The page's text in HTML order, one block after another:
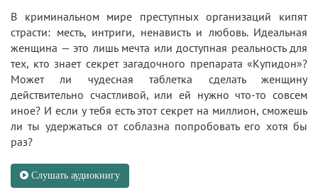
В криминальном мире преступных организаций кипят
страсти: месть, интриги, ненависть и любовь. Идеальная
женщина — это лишь мечта или доступная реальность для
тех, кто знает секрет загадочного препарата «Купидон»?
Может ли чудесная таблетка сделать женщину
действительно счастливой, или ей нужно что-то совсем
иное? И если у тебя есть этот секрет на миллион, сможешь
ли ты удержаться от соблазна попробовать его хотя бы
раз?
Слушать аудиокнигу